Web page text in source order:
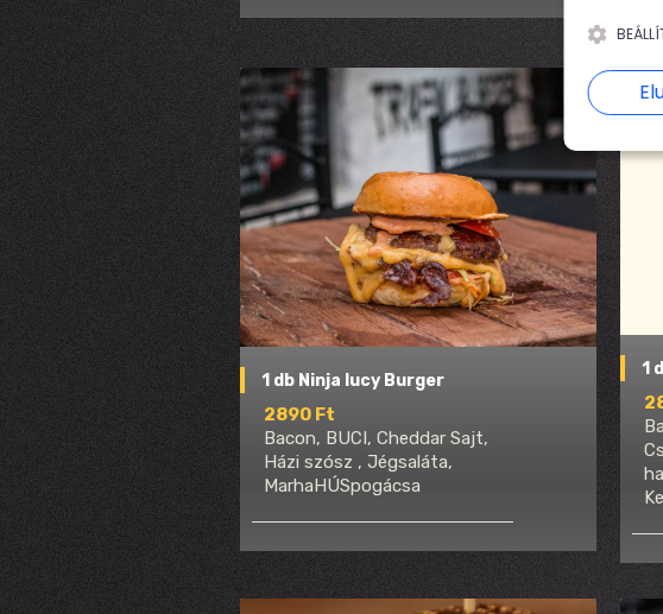
1 db Ninja lucy Burger
2890 Ft
Bacon, BUCI, Cheddar Sajt,
Házi szósz , Jégsaláta,
MarhaHÚSpogácsa
1